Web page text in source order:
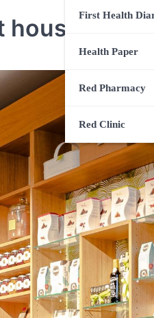
First Health
Health Paper
Red Pharmacy
Red Clinic
in